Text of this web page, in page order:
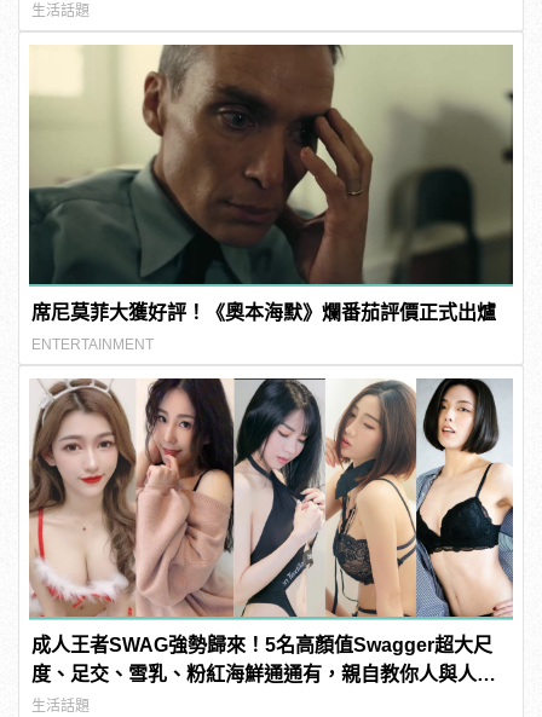
生活話題
席尼莫菲大獲好評！《奧本海默》爛番茄評價正式出爐
ENTERTAINMENT
成人王者SWAG強勢歸來！5名高顏值Swagger超大尺
度、足交、雪乳、粉紅海鮮通通有，親自教你人與人的
連結！ | manfashion這樣變型男
生活話題